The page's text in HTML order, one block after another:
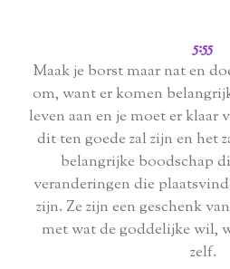
5:55
Maak je borst maar nat en
om, want er komen
leven aan en je moet er
dit ten goede zal zijn en het
belangrijke boodschap
veranderingen die
zijn. Ze zijn een geschenk
met wat de goddelijke wil,
zelf.